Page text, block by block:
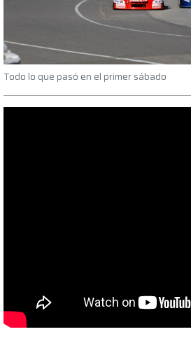
Todo lo que pasó en el primer sábado